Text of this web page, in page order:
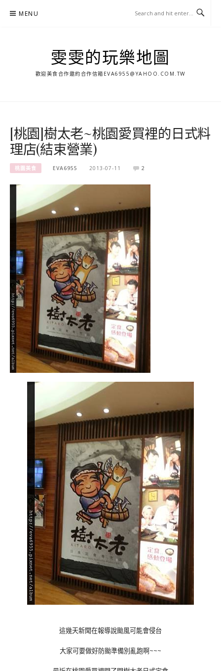
MENU
雯雯的玩樂地圖
歡迎美食合作邀約合作信箱 EVA6955@YAHOO.COM.TW
[桃園]樹太老~桃園愛買裡的日式料
理店(結束營業)
桃園美食 EVA6955 2013-07-11 2
這幾天新聞在報導說颱風可能會侵台
大家可要做好防颱準備別亂跑啊~~~